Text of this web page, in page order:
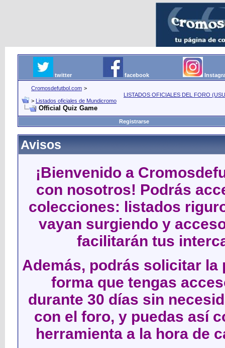
twitter facebook
Cromosdefutbol.com >
LISTADOS OFICIALES DEL FORO
> Listados oficiales de Mundicromo
Official Quiz Game
Registrarse
Avisos
¡Bienvenido a
con nosotros! Podrás
colecciones: listados
vayan surgiendo y
facilitarán tus
Además, podrás solicitar
forma que tengas
durante 30 días sin
con el foro, y puedas así
herramienta a la hora de